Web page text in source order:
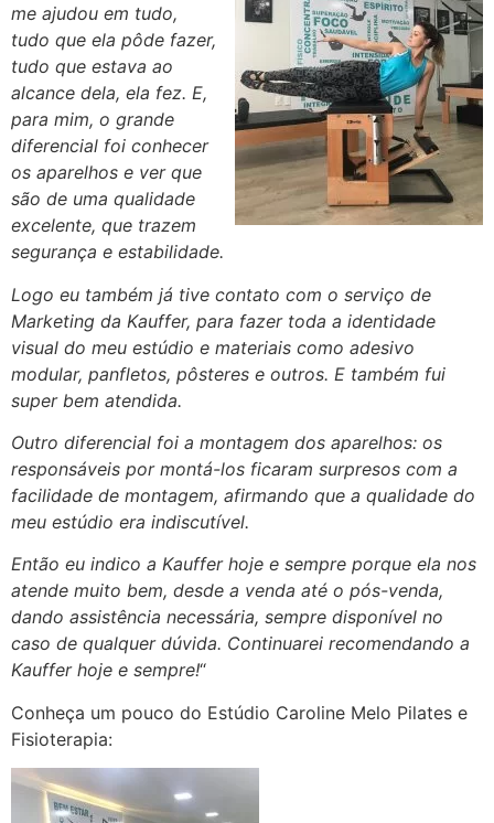
me ajudou em tudo,
tudo que ela pôde fazer,
tudo que estava ao
alcance dela, ela fez. E,
para mim, o grande
diferencial foi conhecer
os aparelhos e ver que
são de uma qualidade
excelente, que trazem
segurança e estabilidade.
Logo eu também já tive contato com o serviço de
Marketing da Kauffer, para fazer toda a identidade
visual do meu estúdio e materiais como adesivo
modular, panfletos, pôsteres e outros. E também fui
super bem atendida.
Outro diferencial foi a montagem dos aparelhos: os
responsáveis por montá-los ficaram surpresos com a
facilidade de montagem, afirmando que a qualidade do
meu estúdio era indiscutível.
Então eu indico a Kauffer hoje e sempre porque ela nos
atende muito bem, desde a venda até o pós-venda,
dando assistência necessária, sempre disponível no
caso de qualquer dúvida. Continuarei recomendando a
Kauffer hoje e sempre!“
Conheça um pouco do Estúdio Caroline Melo Pilates e
Fisioterapia: